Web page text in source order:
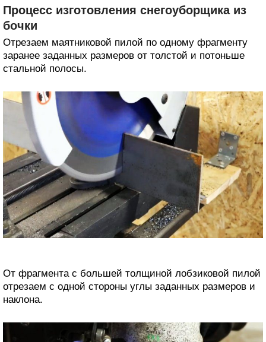
Процесс изготовления снегоуборщика из
бочки
Отрезаем маятниковой пилой по одному фрагменту
заранее заданных размеров от толстой и потоньше
стальной полосы.
От фрагмента с большей толщиной лобзиковой пилой
отрезаем с одной стороны углы заданных размеров и
наклона.